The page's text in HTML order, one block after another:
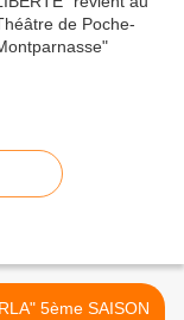
5ème SAISON